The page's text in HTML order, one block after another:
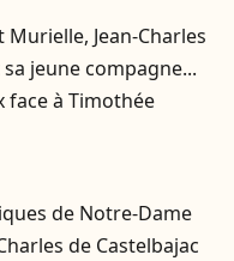
Jean-Charles
jeune compagne...
face à Timothée
de Notre-Dame
de Castelbajac